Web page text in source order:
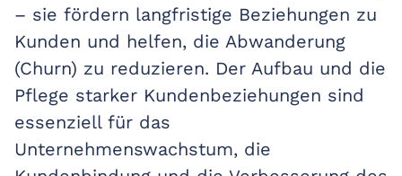
– sie fördern langfristige Beziehungen zu
Kunden und helfen, die Abwanderung
(Churn) zu reduzieren. Der Aufbau und die
Pflege starker Kundenbeziehungen sind
essenziell für das
Unternehmenswachstum, die